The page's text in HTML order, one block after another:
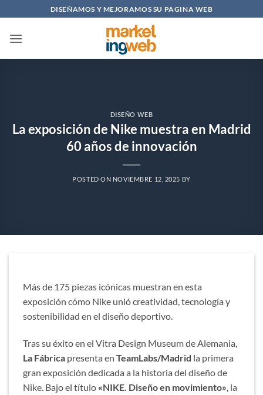
al
contenido
DISEÑAMOS Y MEJORAMOS SU PAGINA WEB
DISEÑO WEB
La exposición de Nike muestra en Madrid
60 años de innovación
POSTED ON NOVIEMBRE 12, 2025 BY
Más de 175 piezas icónicas muestran en esta
exposición cómo Nike unió creatividad, tecnología y
sostenibilidad en el diseño deportivo.
Tras su éxito en el Vitra Design Museum de Alemania,
La Fábrica presenta en TeamLabs/Madrid la primera
gran exposición dedicada a la historia del diseño de
Nike. Bajo el título «NIKE. Diseño en movimiento» , la